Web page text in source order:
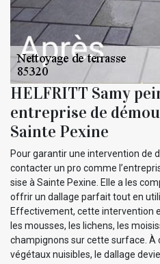
HELFRITT Samy
entreprise de
Sainte Pexine
Pour garantir une intervention de
contacter un pro comme
sise à Sainte Pexine. Elle a les
offrir un dallage parfait tout en
Effectivement, cette intervention
les mousses, les lichens, les
champignons sur cette surface. À
végétaux nuisibles, le dallage